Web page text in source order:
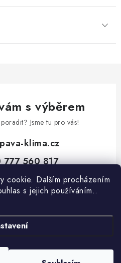
cookie. Dalším procházením
s jejich používáním..
s výběrem
Jsme tu pro vás!
pava-klima.cz
560 817